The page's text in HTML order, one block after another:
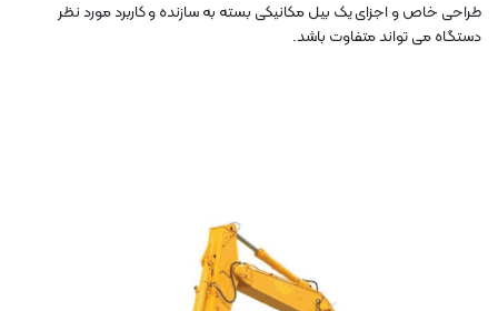
طراحی خاص و اجزای یک بیل مکانیکی بسته به سازنده و کاربرد مورد نظر
دستگاه می تواند متفاوت باشد.